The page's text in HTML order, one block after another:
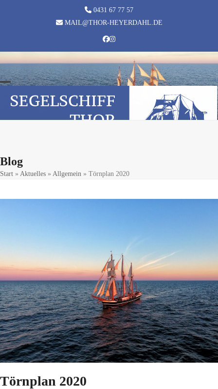
0431 67 77 57
MAIL@THOR-HEYERDAHL.DE
Facebook
Instagram
Open
mobile
Close
mobile
Blog
Start » Aktuelles » Allgemein » Törnplan 2020
Törnplan 2020